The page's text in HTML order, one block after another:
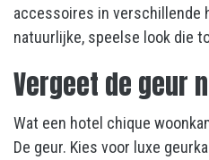
accessoires in verschillende
natuurlijke, speelse look die
Vergeet de geur
Wat een hotel chique
De geur. Kies voor luxe